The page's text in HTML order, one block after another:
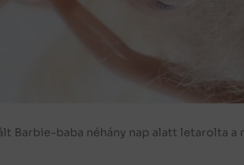
Barbie-baba néhány nap alatt letarolta a